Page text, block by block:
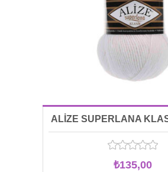
ALİZE SUPERLANA
00055
₺135,00